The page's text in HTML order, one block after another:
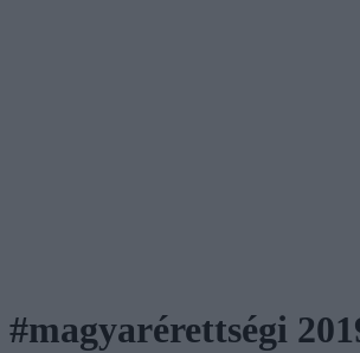
#magyarérettségi